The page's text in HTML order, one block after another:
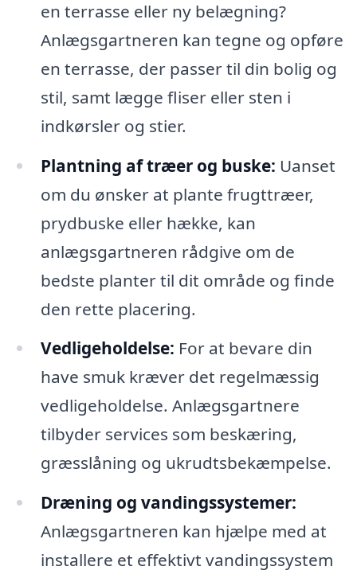
en terrasse eller ny belægning?
Anlægsgartneren kan tegne og opføre
en terrasse, der passer til din bolig og
stil, samt lægge fliser eller sten i
indkørsler og stier.
Plantning af træer og buske: Uanset
om du ønsker at plante frugttræer,
prydbuske eller hække, kan
anlægsgartneren rådgive om de
bedste planter til dit område og finde
den rette placering.
Vedligeholdelse: For at bevare din
have smuk kræver det regelmæssig
vedligeholdelse. Anlægsgartnere
tilbyder services som beskæring,
græsslåning og ukrudtsbekæmpelse.
Dræning og vandingssystemer:
Anlægsgartneren kan hjælpe med at
installere et effektivt vandingssystem